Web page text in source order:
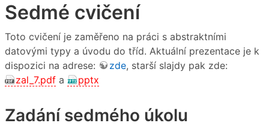
Sedmé cvičení
Toto cvičení je zaměřeno na práci s abstraktními
datovými typy a úvodu do tříd. Aktuální prezentace je k
dispozici na adrese:
zde, starší slajdy pak zde:
zal_7.pdf a pptx
Zadání sedmého úkolu